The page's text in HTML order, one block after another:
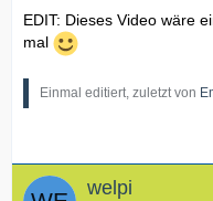
EDIT: Dieses Video wäre
mal
Einmal editiert, zuletzt von
welpi